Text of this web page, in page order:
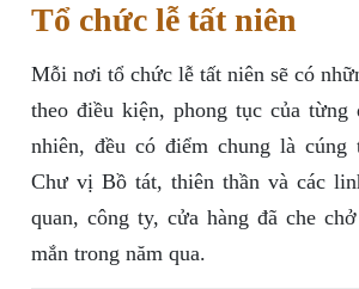
Tổ chức lễ tất niên
Mỗi nơi tổ chức lễ tất niên sẽ có
theo điều kiện, phong tục của từng
nhiên, đều có điểm chung là cúng
Chư vị Bồ tát, thiên thần và các
quan, công ty, cửa hàng đã che
mắn trong năm qua.